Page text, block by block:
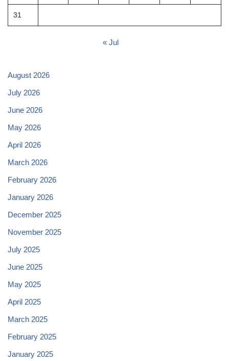
31
« Jul
August 2026
July 2026
June 2026
May 2026
April 2026
March 2026
February 2026
January 2026
December 2025
November 2025
July 2025
June 2025
May 2025
April 2025
March 2025
February 2025
January 2025